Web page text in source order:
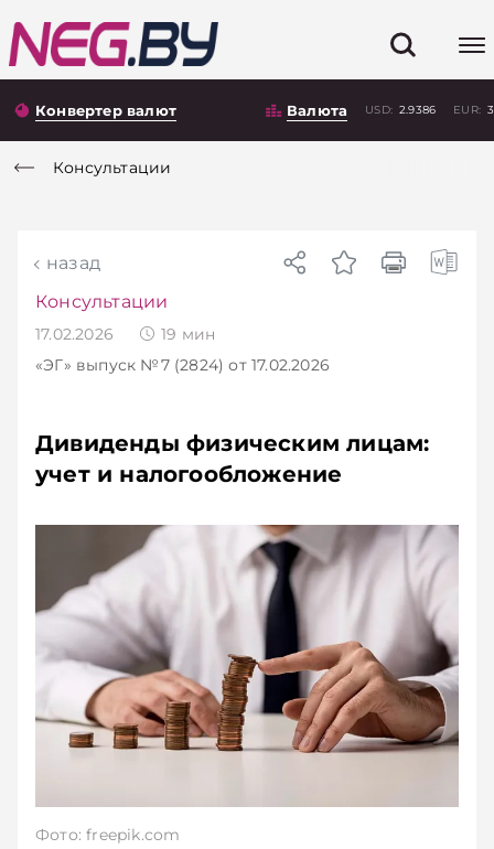
Конвертер валют Валюта USD: 2.9386 EUR:
Консультации
назад
Консультации
17.02.2026 19 мин
«ЭГ» выпуск №7 (2824) от 17.02.2026
Дивиденды физическим лицам:
учет и налогообложение
Фото: freepik.com